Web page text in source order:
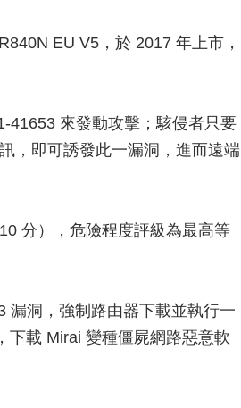
EU V5，於 2017 年上市，
41653 來發動攻擊；駭侵者只要
，即可誘發此一漏洞，進而遠端
分），危險程度評級為最高等
漏洞，強制路由器下載並執行一
下載 Mirai 變種僵屍網路惡意軟